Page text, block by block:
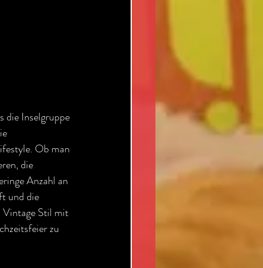
die Inselgruppe
Ob man
die
Anzahl an
und die
Vintage Stil mit
zu